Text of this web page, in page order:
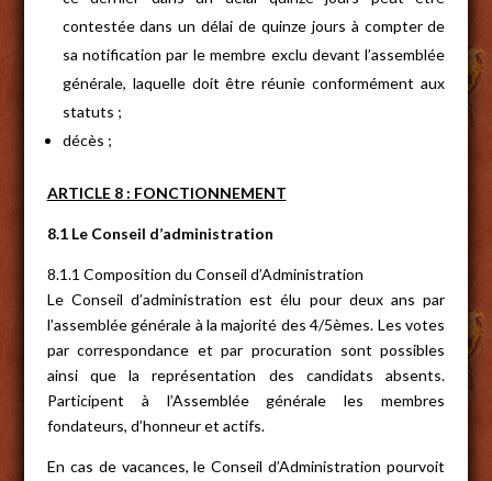
contestée dans un délai de quinze jours à compter de
sa notification par le membre exclu devant l’assemblée
générale, laquelle doit être réunie conformément aux
statuts ;
décès ;
ARTICLE 8 : FONCTIONNEMENT
8.1 Le Conseil d’administration
8.1.1 Composition du Conseil d’Administration
Le Conseil d’administration est élu pour deux ans par
l’assemblée générale à la majorité des 4/5èmes. Les votes
par correspondance et par procuration sont possibles
ainsi que la représentation des candidats absents.
Participent à l’Assemblée générale les membres
fondateurs, d’honneur et actifs.
En cas de vacances, le Conseil d’Administration pourvoit